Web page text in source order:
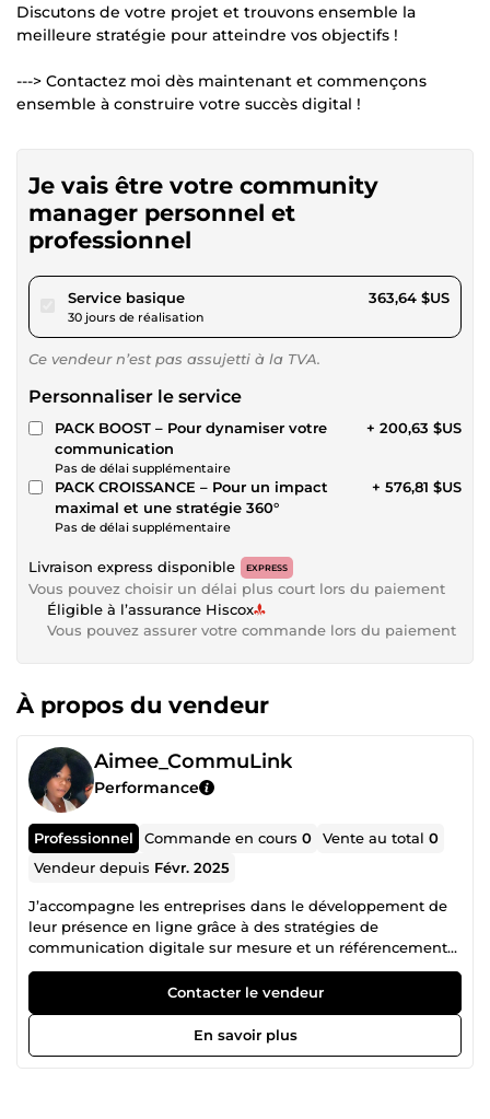
Discutons de votre projet et trouvons ensemble la
meilleure stratégie pour atteindre vos objectifs !
---> Contactez moi dès maintenant et commençons
ensemble à construire votre succès digital !
Je vais être votre community
manager personnel et
professionnel
Service basiquepour 335,15 $US
30 jours de réalisation
363,64 $US
Ce vendeur n’est pas assujetti à la TVA.
Personnaliser le service
PACK BOOST – Pour dynamiser votre
communication
Pas de délai supplémentaire
+ 200,63 $US
PACK CROISSANCE – Pour un impact
maximal et une stratégie 360°
Pas de délai supplémentaire
+ 576,81 $US
Livraison express disponible EXPRESS
Vous pouvez choisir un délai plus court lors du paiement
Éligible à l’assurance Hiscox
Vous pouvez assurer votre commande lors du paiement
À propos du vendeur
Aimee_CommuLink
Performance
Professionnel Commande en cours0 Vente au total0
Vendeur depuis Févr. 2025
J’accompagne les entreprises dans le développement de
leur présence en ligne grâce à des stratégies de
communication digitale sur mesure et un référencement
optimisé. Bonjour, je m’appelle Aimée, je suis Social Media
&amp; Community Manager et Cheffe de projet SEO.
Passionnée par le marketing digital, j’accompagne les
entreprises dans leur développement en ligne en
combinant stratégie de communication, gestion des
Contacter le vendeur
En savoir plus